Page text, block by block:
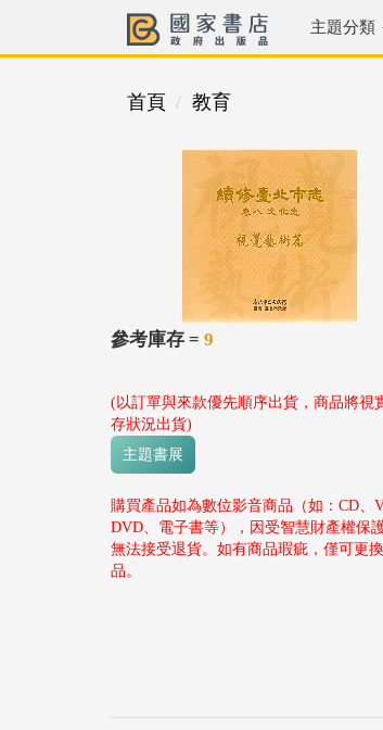
主題分類
首頁 教育
參考庫存 = 9
(以訂單與來款優先順序出貨，商品將視
存狀況出貨)
主題書展
購買產品如為數位影音商品（如：CD、
DVD、電子書等），因受智慧財產權保
無法接受退貨。如有商品瑕疵，僅可更
品。